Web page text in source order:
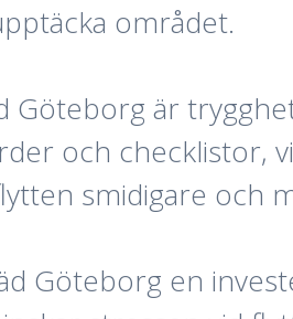
området.
Göteborg är
och checklistor,
smidigare och
Göteborg en